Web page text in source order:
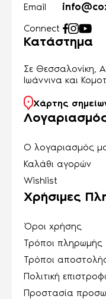
Email
Connect
Κατάστημα
Σε Θεσσαλονίκη,
Ιωάννινα και
Χάρτης
Ο λογαριασμός
Καλάθι αγορών
Wishlist
Χρήσιμες
Όροι χρήσης
Τρόποι πληρωμής
Τρόποι
Πολιτική
Προστασία